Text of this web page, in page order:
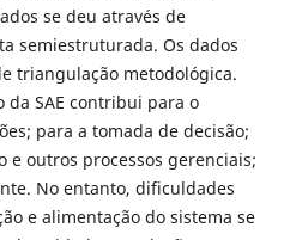
se deu através de
semiestruturada. Os dados
triangulação metodológica.
da SAE contribui para o
para a tomada de decisão;
e outros processos gerenciais;
No entanto, dificuldades
e alimentação do sistema se